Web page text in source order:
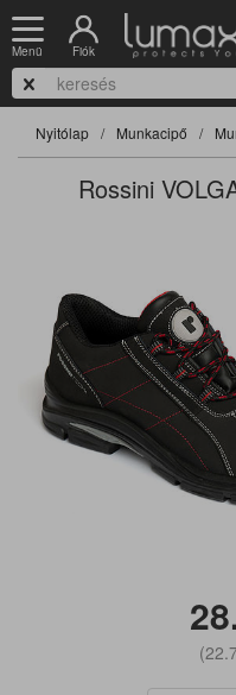
Menü Fiók
Nyitólap Munkacipő
Rossini